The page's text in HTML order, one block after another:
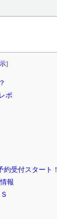
]
ポ
受付スタート！
報